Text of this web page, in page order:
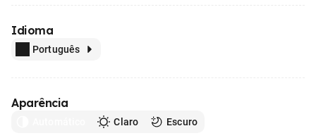
Idioma
Português
Aparência
Claro Escuro